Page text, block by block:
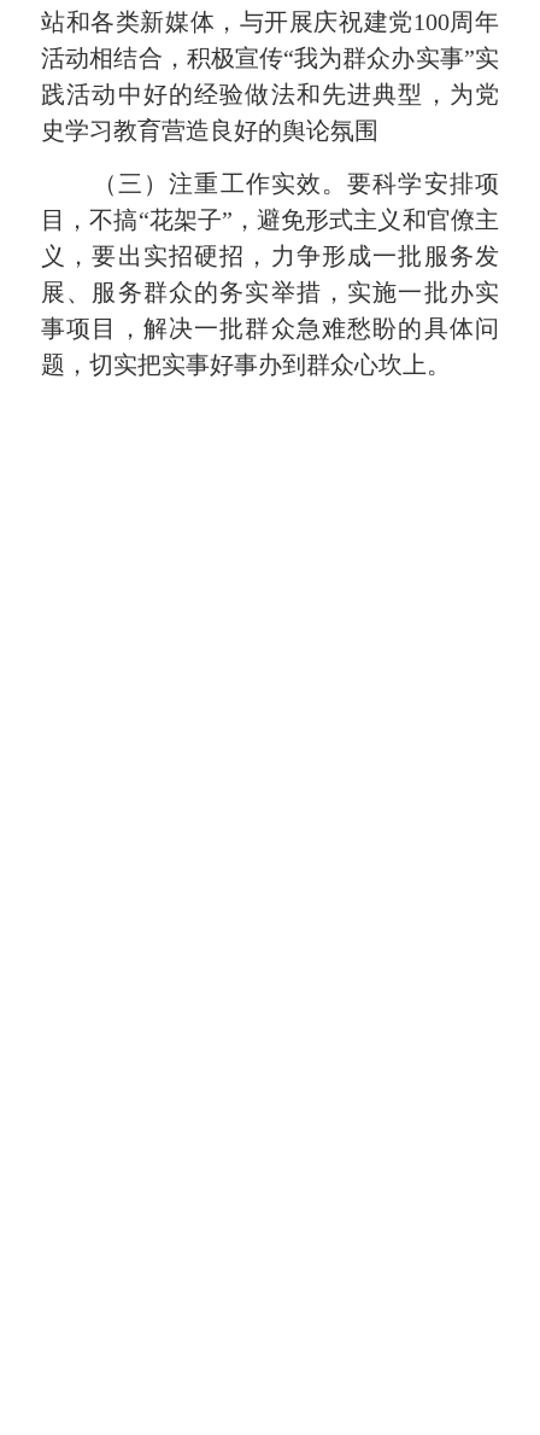
站和各类新媒体，与开展庆祝建党100周年
活动相结合，积极宣传“我为群众办实事”实
践活动中好的经验做法和先进典型，为党
史学习教育营造良好的舆论氛围
（三）注重工作实效。要科学安排项
目，不搞“花架子”，避免形式主义和官僚主
义，要出实招硬招，力争形成一批服务发
展、服务群众的务实举措，实施一批办实
事项目，解决一批群众急难愁盼的具体问
题，切实把实事好事办到群众心坎上。